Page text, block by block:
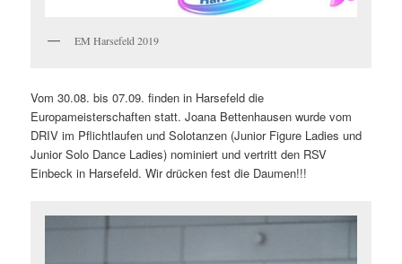
EM Harsefeld 2019
Vom 30.08. bis 07.09. finden in Harsefeld die
Europameisterschaften statt. Joana Bettenhausen wurde vom
DRIV im Pflichtlaufen und Solotanzen (Junior Figure Ladies und
Junior Solo Dance Ladies) nominiert und vertritt den RSV
Einbeck in Harsefeld. Wir drücken fest die Daumen!!!